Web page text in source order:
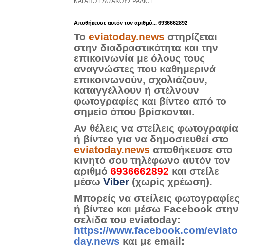
ΚΑΙ ΑΠΟ ΕΔΩ ΑΚΟΥΣ ΡΑΔΙΟ1
Aποθήκευσε αυτόν τον αριθμό... 6936662892
Το eviatoday.news στηρίζεται
στην διαδραστικότητα και την
επικοινωνία με όλους τους
αναγνώστες που καθημερινά
επικοινωνούν, σχολιάζουν,
καταγγέλλουν ή στέλνουν
φωτογραφίες και βίντεο από το
σημείο όπου βρίσκονται.
Αν θέλεις να στείλεις φωτογραφία
ή βίντεο για να δημοσιευθεί στο
eviatoday.news αποθήκευσε στο
κινητό σου τηλέφωνο αυτόν τον
αριθμό 6936662892 και στείλε
μέσω Viber (χωρίς χρέωση).
Μπορείς να στείλεις φωτογραφίες
ή βίντεο και μέσω Facebook στην
σελίδα του eviatoday:
https://www.facebook.com/eviato
day.news και με email: